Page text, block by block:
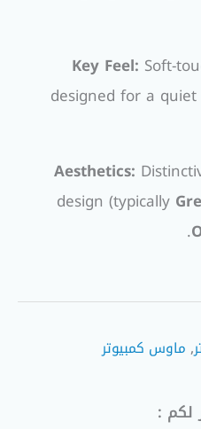
Key Feel: Soft-
designed for a
Aesthetics:
design (typically
, ماوس كمبيوتر
لكم :